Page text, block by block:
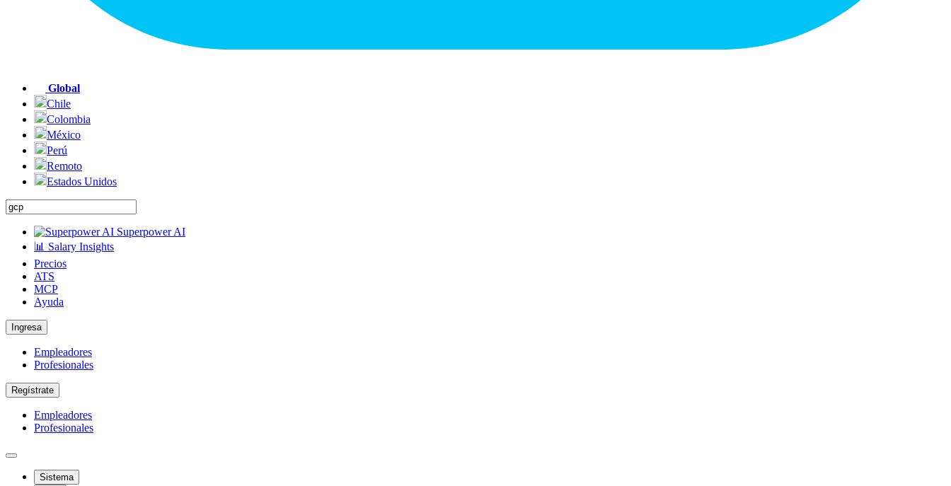
Global
Chile
Colombia
México
Perú
Remoto
Estados Unidos
Superpower AI
📊 Salary Insights
Precios
ATS
MCP
Ayuda
Ingresa
Empleadores
Profesionales
Regístrate
Empleadores
Profesionales
Sistema